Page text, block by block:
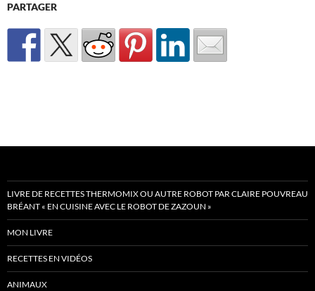
PARTAGER
LIVRE DE RECETTES THERMOMIX OU AUTRE ROBOT PAR CLAIRE POUVREAU
BRÉANT « EN CUISINE AVEC LE ROBOT DE ZAZOUN »
MON LIVRE
RECETTES EN VIDÉOS
ANIMAUX